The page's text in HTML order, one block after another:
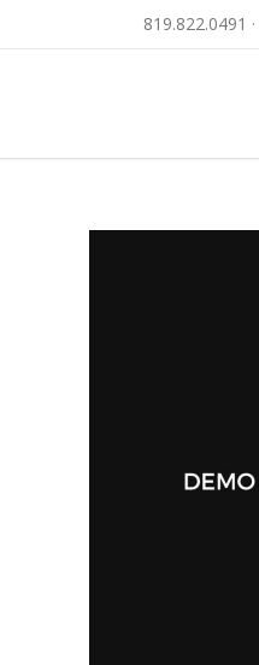
819.822.0491 ·